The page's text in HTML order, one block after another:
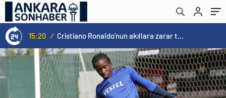
14:57 / Galatasaray’a kötü haber! Monaco’dan flaş Onyekuru kararı.